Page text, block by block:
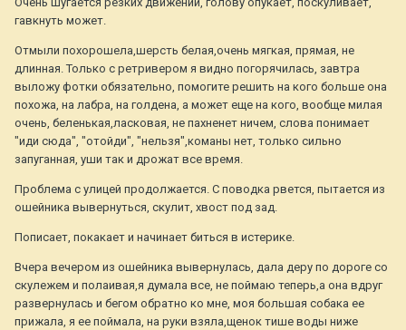
гавкнуть может.
Отмыли похорошела,шерсть белая,очень мягкая, прямая, не
длинная. Только с ретривером я видно погорячилась, завтра
выложу фотки обязательно, помогите решить на кого больше она
похожа, на лабра, на голдена, а может еще на кого, вообще милая
очень, беленькая,ласковая, не пахненет ничем, слова понимает
"иди сюда", "отойди", "нельзя",команы нет, только сильно
запуганная, уши так и дрожат все время.
Проблема с улицей продолжается. С поводка рвется, пытается из
ошейника вывернуться, скулит, хвост под зад.
Пописает, покакает и начинает биться в истерике.
Вчера вечером из ошейника вывернулась, дала деру по дороге со
скулежем и полаивая,я думала все, не поймаю теперь,а она вдруг
развернулась и бегом обратно ко мне, моя большая собака ее
прижала, я ее поймала, на руки взяла,щенок тише воды ниже